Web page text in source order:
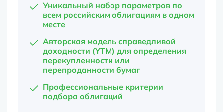
Уникальный набор параметров по
всем российским облигациям в одном
месте
Авторская модель справедливой
доходности (YTM) для определения
перекупленности или
перепроданности бумаг
Профессиональные критерии
подбора облигаций